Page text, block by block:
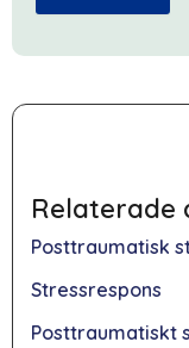
Relaterade
Posttraumatisk
Stressrespons
Posttraumatiskt